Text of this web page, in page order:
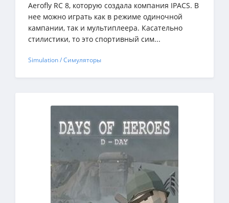
Aerofly RC 8, которую создала компания IPACS. В
нее можно играть как в режиме одиночной
кампании, так и мультиплеера. Касательно
стилистики, то это спортивный сим...
Simulation / Симуляторы